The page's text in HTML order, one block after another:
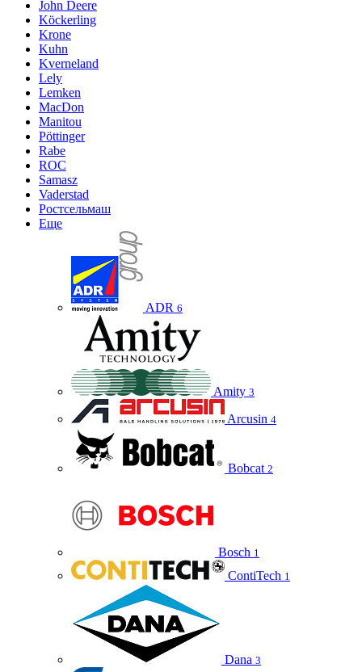
John Deere
Köckerling
Krone
Kuhn
Kverneland
Lely
Lemken
MacDon
Manitou
Pöttinger
Rabe
ROC
Samasz
Vaderstad
Ростсельмаш
Еще
ADR 6
Amity 3
Arcusin 4
Bobcat 2
Bosch 1
ContiTech 1
Dana 3